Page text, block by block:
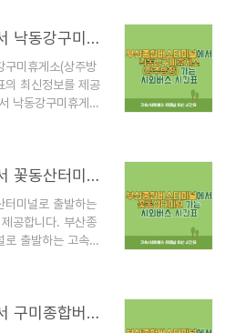
, 빠르고 편리한
서울고속..
버스터미널은 부산
전국 주요 도시를
선 노포역과 연결
어납니다.위치 및
중앙대로 2238전
점 도시를 연결하
공합니다..
부산종합버스터미널에서 낙동강구미휴게소(상주방향) 가는 고속버스 시간표 최신정보
구미휴게소(상주방
의 최신정보를 제공
낙동강구미휴게소
출발 시간, 주요
종합버스터미널
통해 전국 주요 도
철 1호선 노포역과
뛰어납니다.위치
구 중앙대로 2238
거점 도시를 연결
..
부산종합버스터미널에서 꽃동산터미널 가는 고속버스 시간표 최신정보
터미널로 출발하는
공합니다. 부산종
로 출발하는 고속버
정보 등을 한눈에
역시 금정구 노포부산종합버스터미널에서 구미종합버스터미널 가는 고속버스 시간표 최신정보